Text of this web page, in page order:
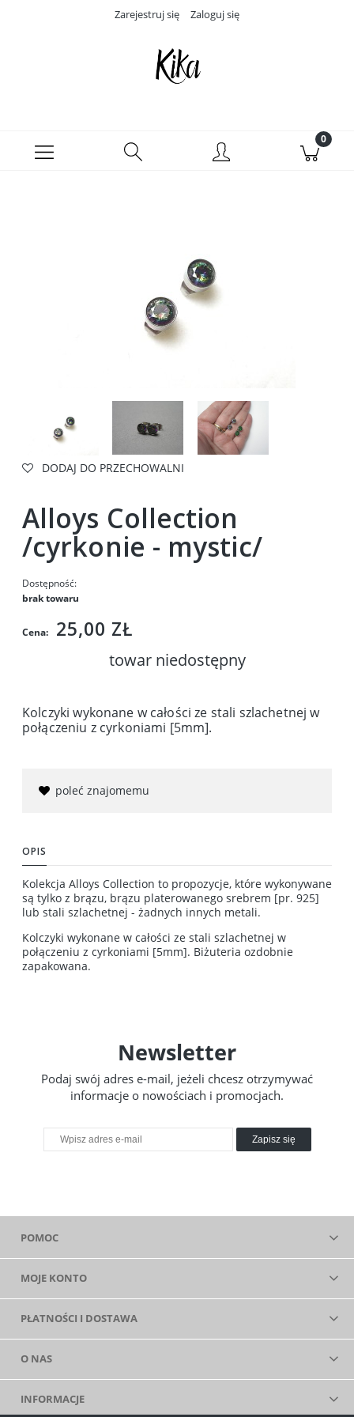
Zarejestruj się Zaloguj się
DODAJ DO PRZECHOWALNI
Alloys Collection
/cyrkonie - mystic/
Dostępność:
brak towaru
Cena: 25,00 ZŁ
towar niedostępny
Kolczyki wykonane w całości ze stali szlachetnej w
połączeniu z cyrkoniami [5mm].
poleć znajomemu
OPIS
Kolekcja Alloys Collection to propozycje, które wykonywane
są tylko z brązu, brązu platerowanego srebrem [pr. 925]
lub stali szlachetnej - żadnych innych metali.
Kolczyki wykonane w całości ze stali szlachetnej w
połączeniu z cyrkoniami [5mm]. Biżuteria ozdobnie
zapakowana.
Newsletter
Podaj swój adres e-mail, jeżeli chcesz otrzymywać
informacje o nowościach i promocjach.
Zapisz się
POMOC
MOJE KONTO
PŁATNOŚCI I DOSTAWA
O NAS
INFORMACJE